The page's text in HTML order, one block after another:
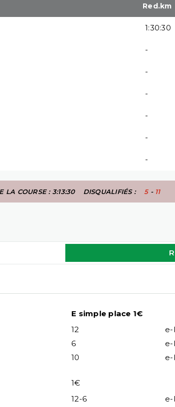
Red.km
1:30:30
-
-
-
-
-
-
LA COURSE : 3:13:30 DISQUALIFIÉS : 5- 11
E simple place 1€
12
e-
6
e-
10
e-
1€
12-6
e-